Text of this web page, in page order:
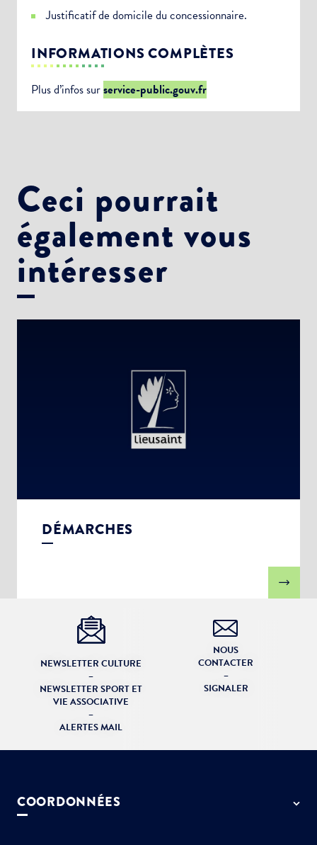
Justificatif de domicile du concessionnaire.
INFORMATIONS COMPLÈTES
Plus d’infos surservice-public.gouv.fr
Ceci pourrait
également vous
intéresser
DÉMARCHES
NEWSLETTER CULTURE
–
NEWSLETTER SPORT ET
VIE ASSOCIATIVE
–
ALERTES MAIL
NOUS
CONTACTER
–
SIGNALER
COORDONNÉES